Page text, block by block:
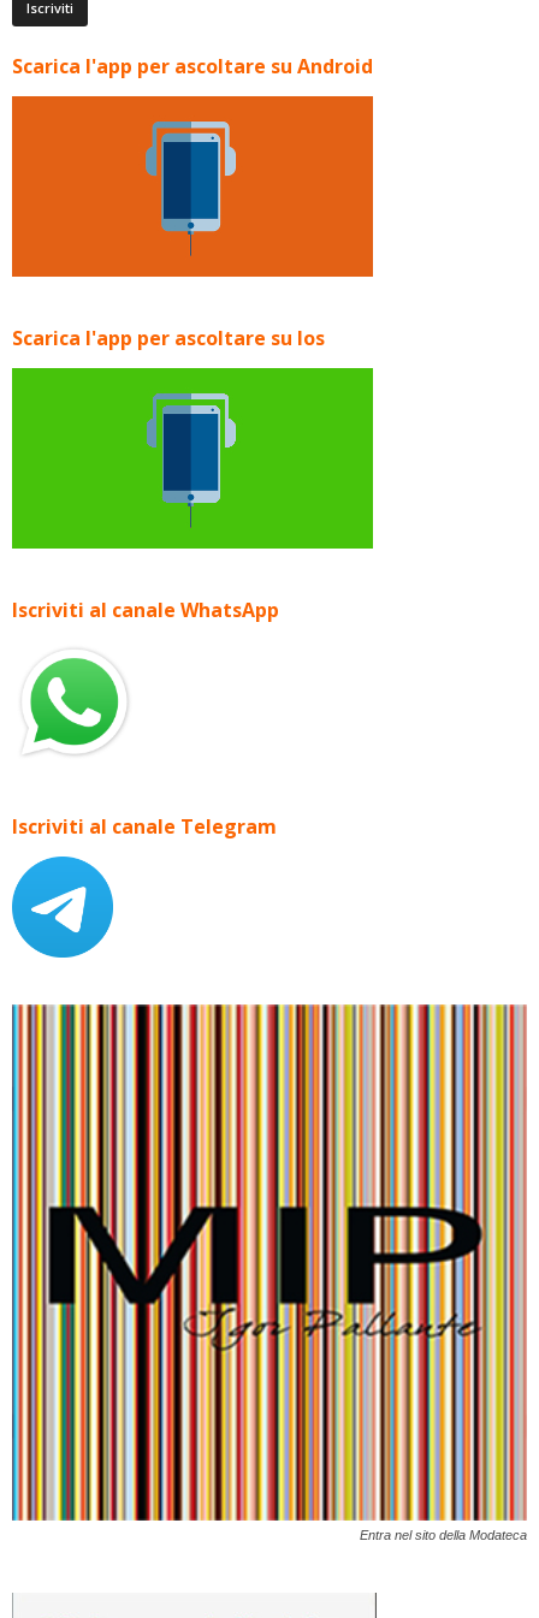
Scarica l'app per ascoltare su Android
Scarica l'app per ascoltare su Ios
Iscriviti al canale WhatsApp
Iscriviti al canale Telegram
Entra nel sito della Modateca